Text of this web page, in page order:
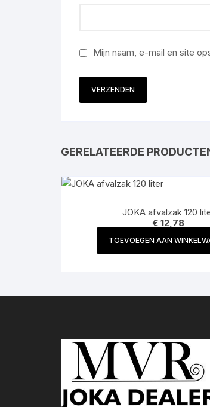
Mijn naam, e-mail en site
GERELATEERDE
JOKA afvalzak 120
€ 12,78
TOEVOEGEN AAN